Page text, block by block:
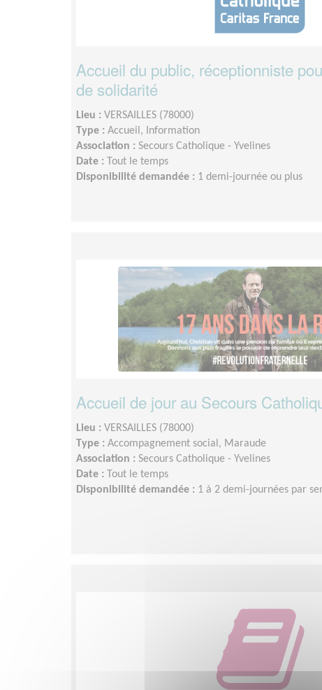
Accueil du public, réceptionniste
de solidarité
Lieu : VERSAILLES (78000)
Type : Accueil, Information
Association : Secours Catholique - Yvelines
Date : Tout le temps
Disponibilité demandée : 1 demi-journée ou plus
Accueil de jour au Secours
Lieu : VERSAILLES (78000)
Type : Accompagnement social, Maraude
Association : Secours Catholique - Yvelines
Date : Tout le temps
Disponibilité demandée : 1 à 2 demi-journées par